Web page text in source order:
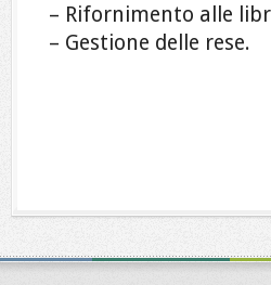
– Rifornimento alle
– Gestione delle rese.